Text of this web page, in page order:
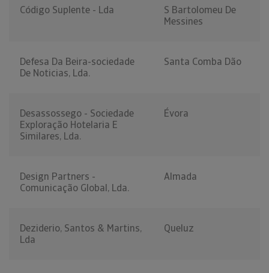
Código Suplente - Lda
S Bartolomeu De
Messines
Defesa Da Beira-sociedade
De Noticias, Lda.
Santa Comba Dão
Desassossego - Sociedade
Exploração Hotelaria E
Similares, Lda.
Évora
Design Partners -
Comunicação Global, Lda.
Almada
Deziderio, Santos & Martins,
Lda
Queluz